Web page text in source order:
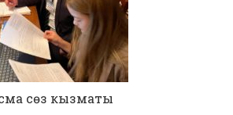
сөз кызматы